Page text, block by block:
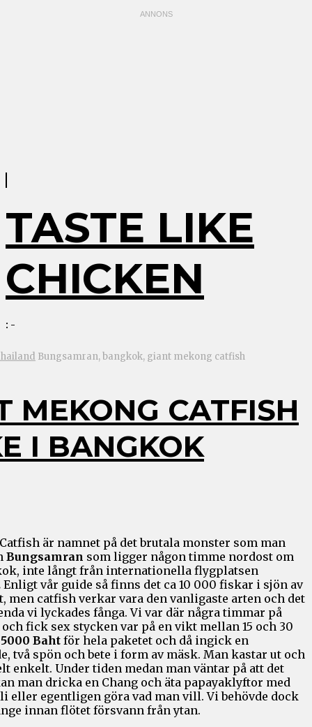
TASTE LIKE
CHICKEN
: -
Bungsamran, bangkok, giant mekong catfish
MEKONG CATFISH
I BANGKOK
är namnet på det brutala monster som man
Bungsamran som ligger någon timme nordost om
inte långt från internationella flygplatsen
Enligt vår guide så finns det ca 10 000 fiskar i sjön av
men catfish verkar vara den vanligaste arten och det
vi lyckades fånga. Vi var där några timmar på
fick sex stycken var på en vikt mellan 15 och 30
5000 Baht för hela paketet och då ingick en
två spön och bete i form av mäsk. Man kastar ut och
enkelt. Under tiden medan man väntar på att det
man dricka en Chang och äta papayaklyftor med
eller egentligen göra vad man vill. Vi behövde dock
innan flötet försvann från ytan.